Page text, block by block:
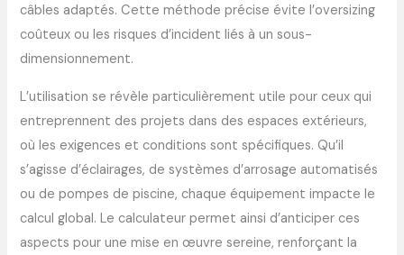
câbles adaptés. Cette méthode précise évite l’oversizing
coûteux ou les risques d’incident liés à un sous-
dimensionnement.
L’utilisation se révèle particulièrement utile pour ceux qui
entreprennent des projets dans des espaces extérieurs,
où les exigences et conditions sont spécifiques. Qu’il
s’agisse d’éclairages, de systèmes d’arrosage automatisés
ou de pompes de piscine, chaque équipement impacte le
calcul global. Le calculateur permet ainsi d’anticiper ces
aspects pour une mise en œuvre sereine, renforçant la